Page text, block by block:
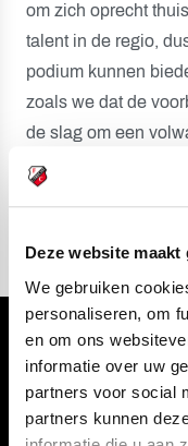
Deze website
We gebruiken
personaliseren, om
en om ons
informatie over uw
partners voor social
partners kunnen
om zich oprecht
talent in de regio,
podium kunnen
zoals we dat de
de slag om een
zich kan mengen in
plekken in de
Volg ons ook via